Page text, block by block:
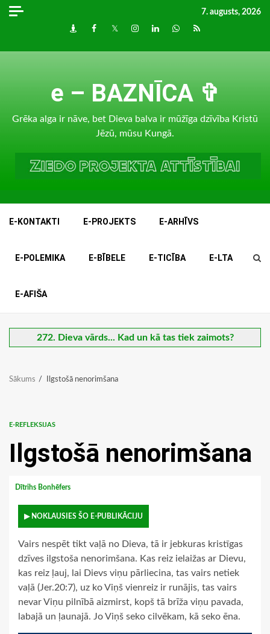
Skip
7. augusts, 2026
DraugiemFacebook
TwitterInstagram
LinkedInwhatsapp
RSS
e – BAZNĪCA ✞
Grēka alga ir nāve, bet Dieva balva ir mūžīga dzīvība Kristū
Jēzū, mūsu Kungā.
E-KONTAKTI E-PROJEKTS E-ARHĪVS
E-POLEMIKA E-BĪBELE E-TICĪBA E-LTA
E-AFIŠA
272. Dieva vārds... Kad un kā tas tiek zaimots?
Sākums Ilgstošā nenorimšana
E-REFLEKSIJAS
Ilgstošā nenorimšana
Dītrihs Bonhēfers
▶ NOKLAUSIES ŠO E-PUBLIKĀCIJU
Vairs nespēt tikt vaļā no Dieva, tā ir jebkuras kristīgas
dzīves ilgstoša nenorimšana. Kas reiz ielaižas ar Dievu,
kas reiz ļauj, lai Dievs viņu pārliecina, tas vairs netiek
vaļā (Jer.20:7), uz ko Viņš vienreiz ir runājis, tas vairs
nevar Viņu pilnībā aizmirst, kopš tā brīža viņu pavada,
labajā un ļaunajā. Jo Viņš seko cilvēkam, kā seko ēna.